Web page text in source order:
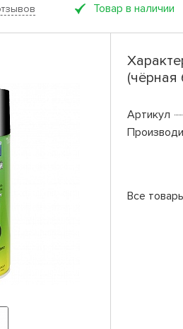
Товар в наличии
(чёрная
Артикул
Все